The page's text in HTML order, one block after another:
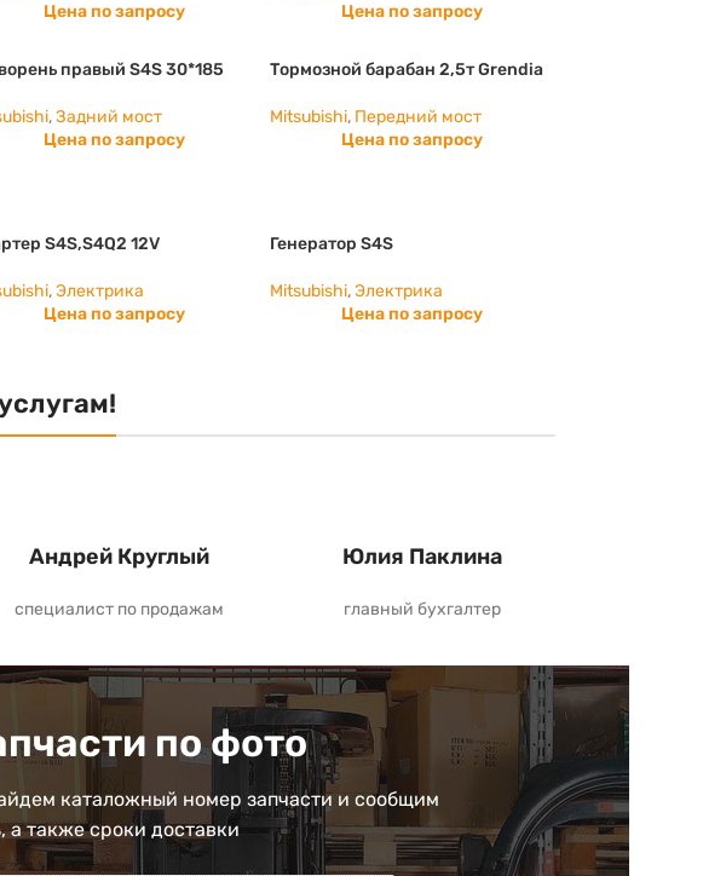
Цена по запросу
Цена по запросу
правый S4S 30*185
,Задний мост
Цена по запросу
Тормозной барабан 2,5т Grendia
Mitsubishi, Передний мост
Цена по запросу
S4S,S4Q2 12V
,Электрика
Цена по запросу
Генератор S4S
Mitsubishi, Электрика
Цена по запросу
Андрей Круглый
специалист по продажам
Юлия Паклина
главный бухгалтер
по фото
каталожный номер запчасти и сообщим
а также сроки доставки